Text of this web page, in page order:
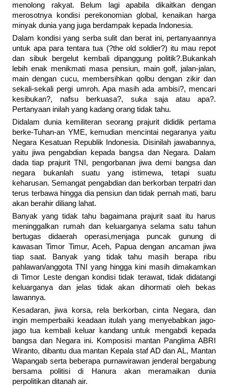
menolong rakyat. Belum lagi apabila dikaitkan dengan
merosotnya kondisi perekonomian global, kenaikan harga
minyak dunia yang juga berdampak kepada Indonesia.
Dalam kondisi yang serba sulit dan berat ini, pertanyaannya
untuk apa para tentara tua (?the old soldier?) itu mau repot
dan sibuk bergelut kembali dipanggung politik?.Bukankah
lebih enak menikmati masa pensiun, main golf, jalan-jalan,
main dengan cucu, membersihkan qolbu dengan zikir dan
sekali-sekali pergi umroh. Apa masih ada ambisi?, mencari
kesibukan?, nafsu berkuasa?, suka saja atau apa?.
Pertanyaan inilah yang kadang orang tidak tahu.
Didalam dunia kemiliteran seorang prajurit dididik pertama
berke-Tuhan-an YME, kemudian mencintai negaranya yaitu
Negara Kesatuan Republik Indonesia. Disinilah jawabannya,
yaitu jiwa pengabdian kepada bangsa dan Negara. Dalam
dada tiap prajurit TNI, pengorbanan jiwa demi bangsa dan
negara bukanlah suatu yang istimewa, tetapi suatu
keharusan. Semangat pengabdian dan berkorban terpatri dan
terus terbawa hingga dia pensiun dan tidak pernah mati, baru
akan berahir diliang lahat.
Banyak yang tidak tahu bagaimana prajurit saat itu harus
meninggalkan rumah dan keluarganya selama satu tahun
bertugas didaerah operasi,menjaga puncak gunung di
kawasan Timor Timur, Aceh, Papua dengan ancaman jiwa
tiap saat. Banyak yang tidak tahu masih berapa ribu
pahlawan/anggota TNI yang hingga kini masih dimakamkan
di Timor Leste dengan kondisi tidak terawat, tidak didatangi
keluarganya dan jelas tidak akan dihormati oleh bekas
lawannya.
Kesadaran, jiwa korsa, rela berkorban, cinta Negara, dan
ingin memperbaiki keadaan itulah yang menyebabkan jago-
jago tua kembali keluar kandang untuk mengabdi kepada
bangsa dan Negara ini. Komposisi mantan Panglima ABRI
Wiranto, dibantu dua mantan Kepala staf AD dan AL, Mantan
Wapangab serta beberapa purnawirawan jenderal bergabung
bersama politisi di Hanura akan meramaikan dunia
perpolitikan ditanah air.